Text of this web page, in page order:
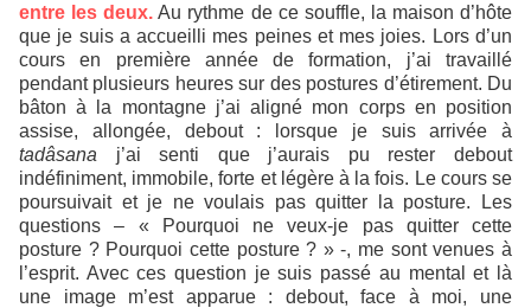
entre les deux. Au rythme de ce souffle, la maison d’hôte
que je suis a accueilli mes peines et mes joies. Lors d’un
cours en première année de formation, j’ai travaillé
pendant plusieurs heures sur des postures d’étirement. Du
bâton à la montagne j’ai aligné mon corps en position
assise, allongée, debout : lorsque je suis arrivée à
tadâsana j’ai senti que j’aurais pu rester debout
indéfiniment, immobile, forte et légère à la fois. Le cours se
poursuivait et je ne voulais pas quitter la posture. Les
questions – « Pourquoi ne veux-je pas quitter cette
posture ? Pourquoi cette posture ? » -, me sont venues à
l’esprit. Avec ces question je suis passé au mental et là
une image m’est apparue : debout, face à moi, une